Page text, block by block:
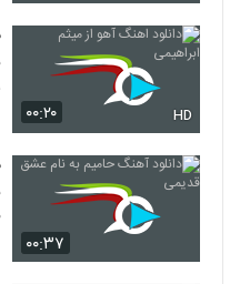
5720
دانلود
۲۰۹ بازدید
۰۰:۲۰ HD
۰۰:۳۷